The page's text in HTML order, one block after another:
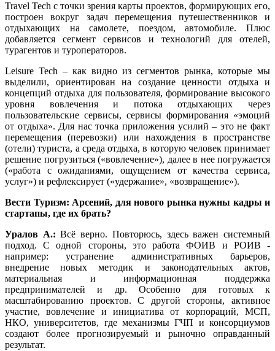
Travel Tech с точки зрения карты проектов, формирующих его,
построен вокруг задач перемещения путешественников и
отдыхающих на самолете, поездом, автомобиле. Плюс
добавляется сегмент сервисов и технологий для отелей,
турагентов и туроператоров.
Leisure Tech – как видно из сегментов рынка, которые мы
выделили, ориентирован на создание ценности отдыха и
концепций отдыха для пользователя, формирование высокого
уровня вовлечения и потока отдыхающих через
пользовательские сервисы, сервисы формирования «эмоций
от отдыха». Для нас точка приложения усилий – это не факт
перемещения (перевозки) или нахождения в пространстве
(отели) туриста, а среда отдыха, в которую человек принимает
решение погрузиться («вовлечение»), далее в нее погружается
(«работа с ожиданиями, ощущением от качества сервиса,
услуг») и рефлексирует («удержание», «возвращение»).
Вести Туризм: Арсений, для нового рынка нужны кадры и
стартапы, где их брать?
Уралов А.: Всё верно. Повторюсь, здесь важен системный
подход. С одной стороны, это работа ФОИВ и РОИВ -
например: устранение административных барьеров,
внедрение новых методик и законодательных актов,
материальная и информационная поддержка
предпринимателей и др. Особенно для готовых к
масштабированию проектов. С другой стороны, активное
участие, вовлечение и инициатива от корпораций, МСП,
НКО, университетов, где механизмы ГЧП и консорциумов
создают более прогнозируемый и рыночно оправданный
результат.